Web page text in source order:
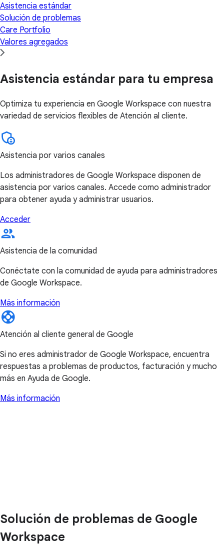
Asistencia estándar
Solución de problemas
Care Portfolio
Valores agregados
Asistencia estándar para tu empresa
Optimiza tu experiencia en Google Workspace con nuestra
variedad de servicios flexibles de Atención al cliente.
Asistencia por varios canales
Los administradores de Google Workspace disponen de
asistencia por varios canales. Accede como administrador
para obtener ayuda y administrar usuarios.
Acceder
Asistencia de la comunidad
Conéctate con la comunidad de ayuda para administradores
de Google Workspace.
Más información
Atención al cliente general de Google
Si no eres administrador de Google Workspace, encuentra
respuestas a problemas de productos, facturación y mucho
más en Ayuda de Google.
Más información
Solución de problemas de Google
Workspace